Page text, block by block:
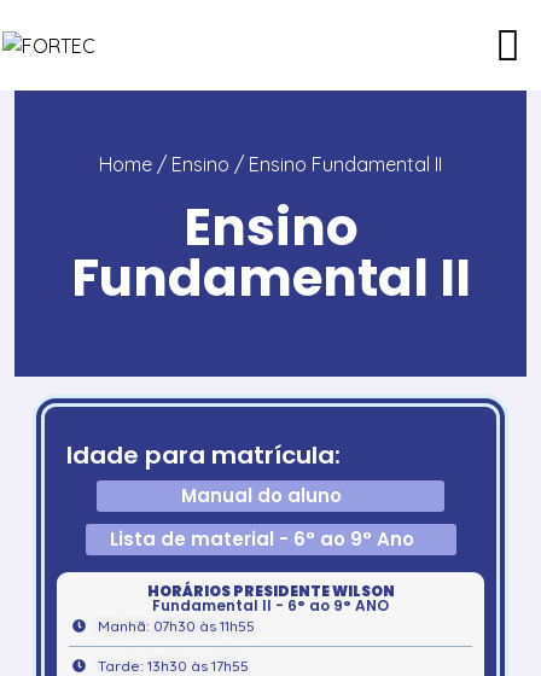
Home / Ensino / Ensino Fundamental II
Ensino
Fundamental II
Idade para matrícula:
Manual do aluno
Lista de material - 6° ao 9° Ano
HORÁRIOS PRESIDENTE WILSON
Fundamental II - 6° ao 9° ANO
Manhã: 07h30 às 11h55
Tarde: 13h30 às 17h55